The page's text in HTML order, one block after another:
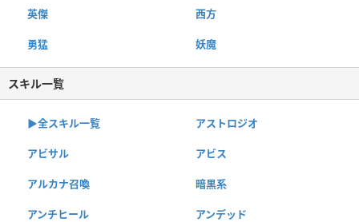
英傑 西方
勇猛 妖魔
スキル一覧
▶︎全スキル一覧 アストロジオ
アビサル アビス
アルカナ召喚 暗黒系
アンチヒール アンデッド